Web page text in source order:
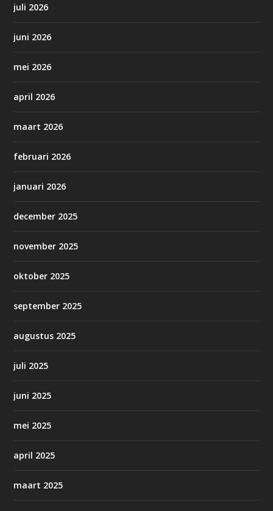
juli 2026
juni 2026
mei 2026
april 2026
maart 2026
februari 2026
januari 2026
december 2025
november 2025
oktober 2025
september 2025
augustus 2025
juli 2025
juni 2025
mei 2025
april 2025
maart 2025